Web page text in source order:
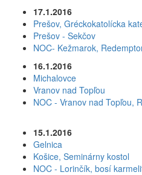
17.1.2016
Prešov, Gréckokatolícka
Prešov - Sekčov
NOC- Kežmarok,
16.1.2016
Michalovce
Vranov nad Topľou
NOC - Vranov nad Topľou,
15.1.2016
Gelnica
Košice, Seminárny kostol
NOC - Lorinčík, bosí